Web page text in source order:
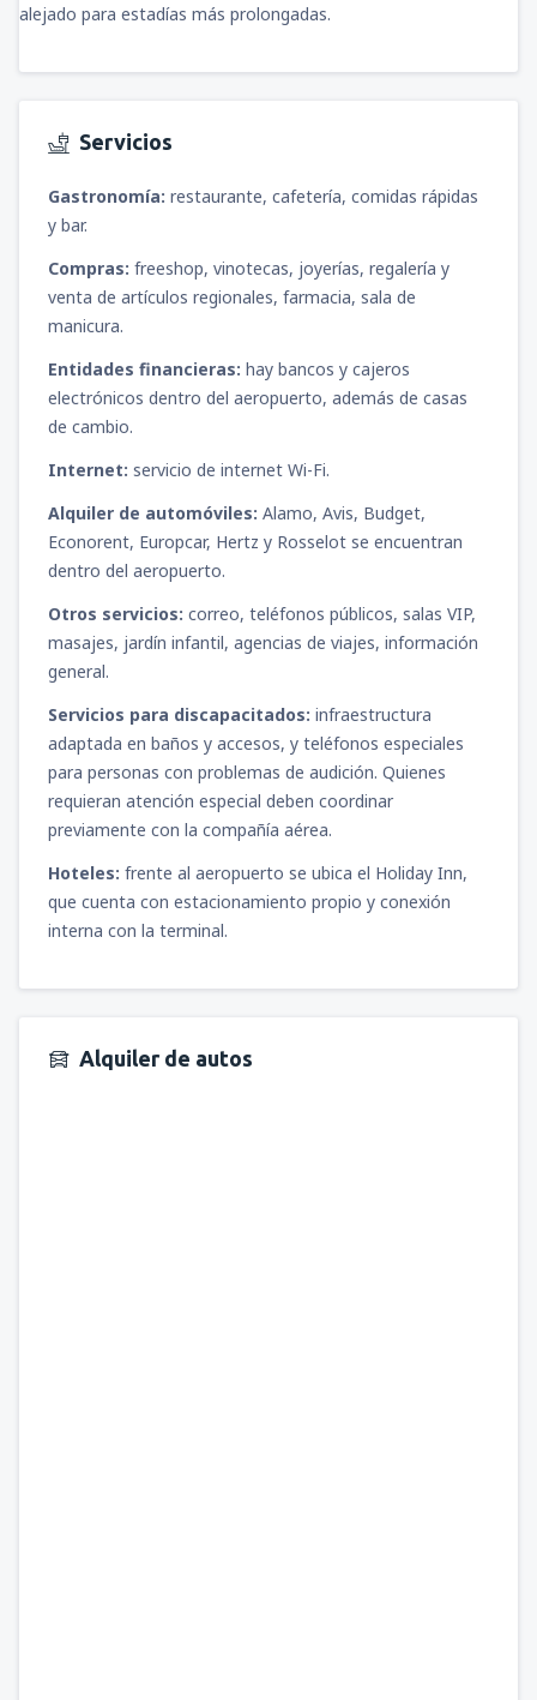
alejado para estadías más prolongadas.
Servicios
Gastronomía: restaurante, cafetería, comidas rápidas
y bar.
Compras: freeshop, vinotecas, joyerías, regalería y
venta de artículos regionales, farmacia, sala de
manicura.
Entidades financieras: hay bancos y cajeros
electrónicos dentro del aeropuerto, además de casas
de cambio.
Internet: servicio de internet Wi-Fi.
Alquiler de automóviles: Alamo, Avis, Budget,
Econorent, Europcar, Hertz y Rosselot se encuentran
dentro del aeropuerto.
Otros servicios: correo, teléfonos públicos, salas VIP,
masajes, jardín infantil, agencias de viajes, información
general.
Servicios para discapacitados: infraestructura
adaptada en baños y accesos, y teléfonos especiales
para personas con problemas de audición. Quienes
requieran atención especial deben coordinar
previamente con la compañía aérea.
Hoteles: frente al aeropuerto se ubica el Holiday Inn,
que cuenta con estacionamiento propio y conexión
interna con la terminal.
Alquiler de autos